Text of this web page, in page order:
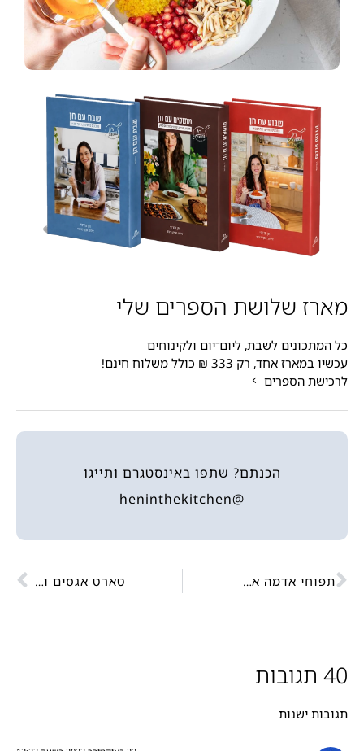
מארז שלושת הספרים שלי
כל המתכונים לשבת, ליום־יום ולקינוחים
עכשיו במארז אחד, רק 333 ₪ כולל משלוח חינם!
לרכישת הספרים
הכנתם? שתפו באינסטגרם ותייגו
@heninthekitchen
תפוחי אדמה אפויים עם פרמז'ן טארט אגסים וקרם שקדים
40 תגובות
תגובות ישנות